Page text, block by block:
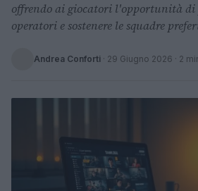
offrendo ai giocatori l'opportunità di
operatori e sostenere le squadre
Andrea Conforti · 29 Giugno 2026 · 2